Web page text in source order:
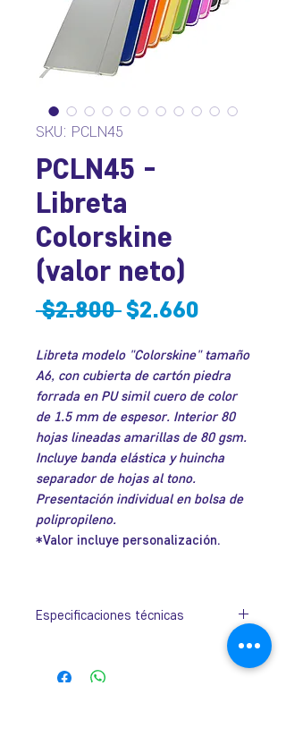
SKU: PCLN45
PCLN45 -
Libreta
Colorskine
(valor neto)
$2.800 Precio
$2.660
oferta
Libreta modelo "Colorskine" tamaño
A6, con cubierta de cartón piedra
forrada en PU simil cuero de color
de 1.5 mm de espesor. Interior 80
hojas lineadas amarillas de 80 gsm.
Incluye banda elástica y huincha
separador de hojas al tono.
Presentación individual en bolsa de
polipropileno.
*Valor incluye personalización.
Especificaciones técnicas
90mm x 141mm